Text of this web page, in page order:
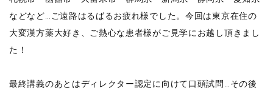
などなど…ご遠路はるばるお疲れ様でした。今回は東京在住の
大変漢方薬大好き、ご熱心な患者様がご見学にお越し頂きまし
た！
最終講義のあとはディレクター認定に向けて口頭試問…その後